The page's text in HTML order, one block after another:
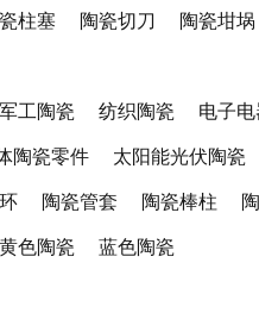
柱塞 陶瓷切刀 陶瓷坩埚
军工陶瓷 纺织陶瓷 电子
陶瓷零件 太阳能光伏陶瓷
陶瓷管套 陶瓷棒柱
黄色陶瓷 蓝色陶瓷